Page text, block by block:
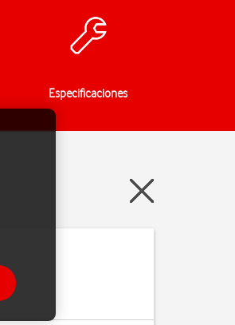
Especificaciones